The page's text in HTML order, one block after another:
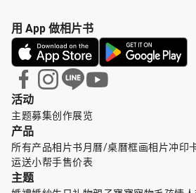
活动
主题募集创作展览
产品
所有产品相片书月曆/桌曆框画相片冲印
运送小帮手售价表
主题
用 App 做相片书